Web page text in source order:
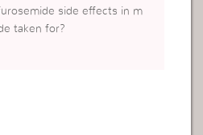
side effects in m
taken for?